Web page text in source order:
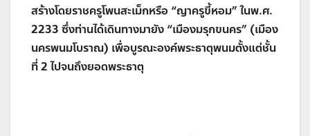
สร้างโดยราชครูโพนสะเม็กหรือ “ญาครูขี้หอม” ในพ.ศ.
2233 ซึ่งท่านได้เดินทางมายัง “เมืองมรุกขนคร” (เมือง
นครพนมโบราณ) เพื่อบูรณะองค์พระธาตุพนมตั้งแต่ชั้น
ที่ 2 ไปจนถึงยอดพระธาตุ